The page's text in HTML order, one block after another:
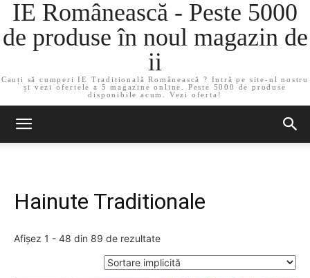
IE Românească - Peste 5000
de produse în noul magazin de
ii
Cauți să cumperi IE Tradițională Românească ? Intră pe site-ul nostru
și vezi ofertele a 5 magazine online. Peste 5000 de produse
disponibile acum. Vezi oferta!
Hainute Traditionale
Afișez 1 - 48 din 89 de rezultate